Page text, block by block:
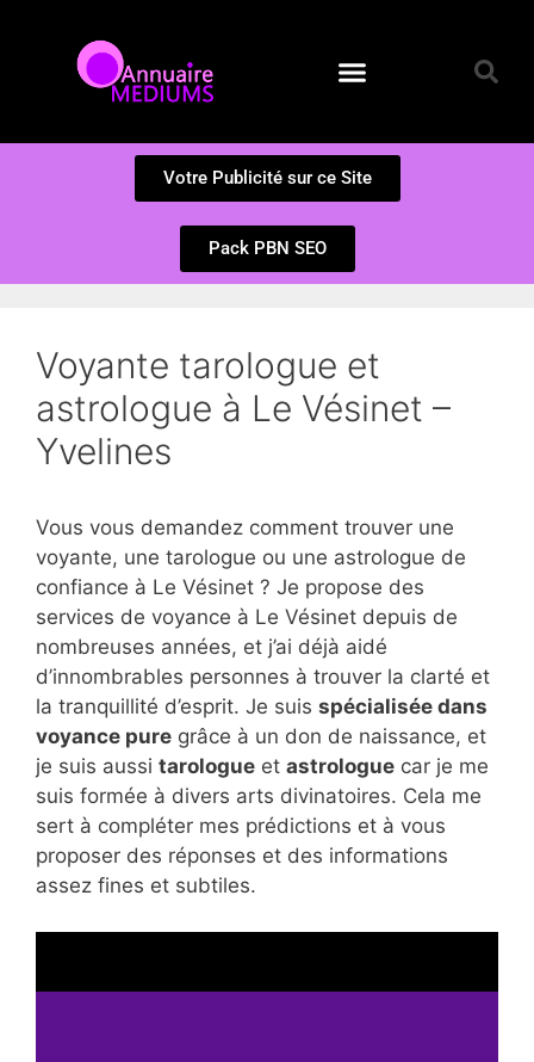
Votre Publicité sur ce Site
Pack PBN SEO
Voyante tarologue et
astrologue à Le Vésinet –
Yvelines
Vous vous demandez comment trouver une
voyante, une tarologue ou une astrologue de
confiance à Le Vésinet ? Je propose des
services de voyance à Le Vésinet depuis de
nombreuses années, et j’ai déjà aidé
d’innombrables personnes à trouver la clarté et
la tranquillité d’esprit. Je suis spécialisée dans
voyance pure grâce à un don de naissance, et
je suis aussi tarologue et astrologue car je me
suis formée à divers arts divinatoires. Cela me
sert à compléter mes prédictions et à vous
proposer des réponses et des informations
assez fines et subtiles.